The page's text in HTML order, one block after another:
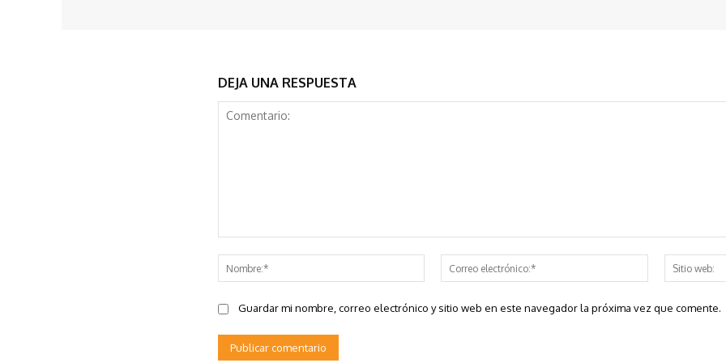
DEJA UNA RESPUESTA
Nombre:*
Correo
electrónico:*
Guardar mi nombre, correo electrónico y sitio web en este navegador la próxima vez que comente.